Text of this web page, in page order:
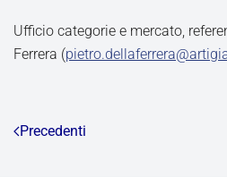
Ufficio categorie e mercato,
Ferrera (
Precedenti